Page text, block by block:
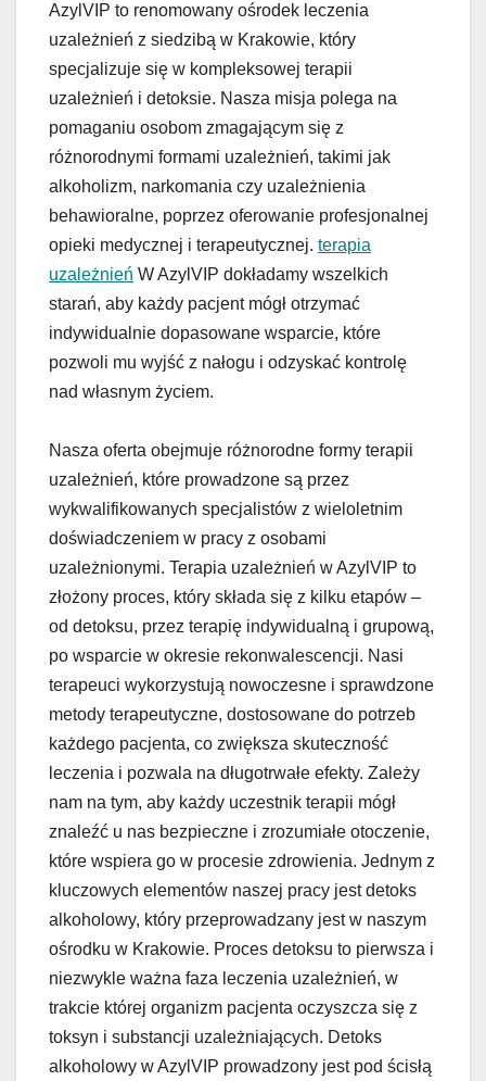
AzylVIP to renomowany ośrodek leczenia
uzależnień z siedzibą w Krakowie, który
specjalizuje się w kompleksowej terapii
uzależnień i detoksie. Nasza misja polega na
pomaganiu osobom zmagającym się z
różnorodnymi formami uzależnień, takimi jak
alkoholizm, narkomania czy uzależnienia
behawioralne, poprzez oferowanie profesjonalnej
opieki medycznej i terapeutycznej. terapia
uzależnień W AzylVIP dokładamy wszelkich
starań, aby każdy pacjent mógł otrzymać
indywidualnie dopasowane wsparcie, które
pozwoli mu wyjść z nałogu i odzyskać kontrolę
nad własnym życiem.
Nasza oferta obejmuje różnorodne formy terapii
uzależnień, które prowadzone są przez
wykwalifikowanych specjalistów z wieloletnim
doświadczeniem w pracy z osobami
uzależnionymi. Terapia uzależnień w AzylVIP to
złożony proces, który składa się z kilku etapów –
od detoksu, przez terapię indywidualną i grupową,
po wsparcie w okresie rekonwalescencji. Nasi
terapeuci wykorzystują nowoczesne i sprawdzone
metody terapeutyczne, dostosowane do potrzeb
każdego pacjenta, co zwiększa skuteczność
leczenia i pozwala na długotrwałe efekty. Zależy
nam na tym, aby każdy uczestnik terapii mógł
znaleźć u nas bezpieczne i zrozumiałe otoczenie,
które wspiera go w procesie zdrowienia. Jednym z
kluczowych elementów naszej pracy jest detoks
alkoholowy, który przeprowadzany jest w naszym
ośrodku w Krakowie. Proces detoksu to pierwsza i
niezwykle ważna faza leczenia uzależnień, w
trakcie której organizm pacjenta oczyszcza się z
toksyn i substancji uzależniających. Detoks
alkoholowy w AzylVIP prowadzony jest pod ścisłą